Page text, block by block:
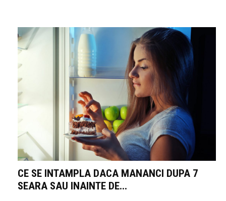
CE SE INTAMPLA DACA MANANCI DUPA 7
SEARA SAU INAINTE DE...